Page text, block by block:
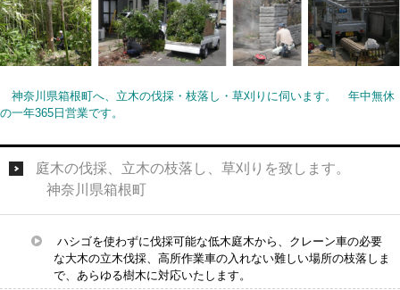
神奈川県箱根町へ、立木の伐採・枝落し・草刈りに伺います。 年中無休
の一年365日営業です。
庭木の伐採、立木の枝落し、草刈りを致します。
神奈川県箱根町
ハシゴを使わずに伐採可能な低木庭木から、クレーン車の必要
な大木の立木伐採、高所作業車の入れない難しい場所の枝落しま
で、あらゆる樹木に対応いたします。